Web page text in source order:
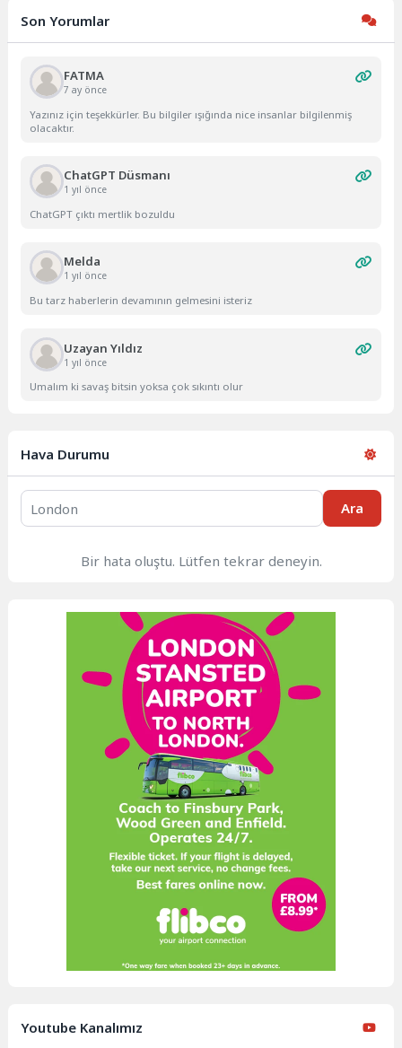
Son Yorumlar
FATMA
7 ay önce
Yazınız için teşekkürler. Bu bilgiler ışığında nice insanlar bilgilenmiş
olacaktır.
ChatGPT Düsmanı
1 yıl önce
ChatGPT çıktı mertlik bozuldu
Melda
1 yıl önce
Bu tarz haberlerin devamının gelmesini isteriz
Uzayan Yıldız
1 yıl önce
Umalım ki savaş bitsin yoksa çok sıkıntı olur
Hava Durumu
Ara
Bir hata oluştu. Lütfen tekrar deneyin.
Youtube Kanalımız